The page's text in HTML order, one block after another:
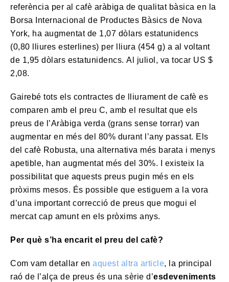
referència per al cafè aràbiga de qualitat bàsica en la
Borsa Internacional de Productes Bàsics de Nova
York, ha augmentat de 1,07 dòlars estatunidencs
(0,80 lliures esterlines) per lliura (454 g) a al voltant
de 1,95 dòlars estatunidencs. Al juliol, va tocar US $
2,08.
Gairebé tots els contractes de lliurament de cafè es
comparen amb el preu C, amb el resultat que els
preus de l’Aràbiga verda (grans sense torrar) van
augmentar en més del 80% durant l’any passat. Els
del cafè Robusta, una alternativa més barata i menys
apetible, han augmentat més del 30%. I existeix la
possibilitat que aquests preus pugin més en els
pròxims mesos. És possible que estiguem a la vora
d’una important correcció de preus que mogui el
mercat cap amunt en els pròxims anys.
Per què s’ha encarit el preu del cafè?
Com vam detallar en aquest altra article, la principal
raó de l’alça de preus és una sèrie d’esdeveniments